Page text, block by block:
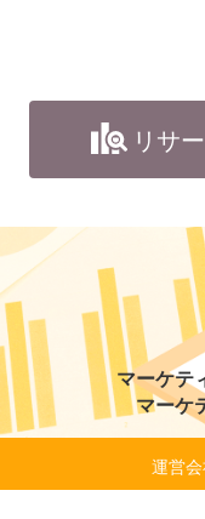
リサ
マーケテ
マーケ
運営